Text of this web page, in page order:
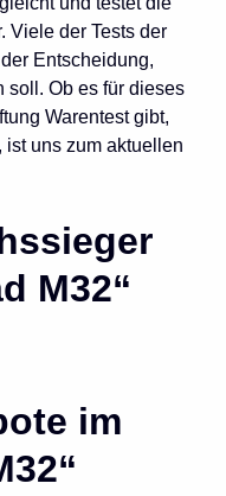
Viele der Tests der
Entscheidung,
soll. Ob es für dieses
Warentest gibt,
uns zum aktuellen
M32“
im